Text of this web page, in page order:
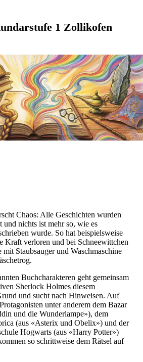
1 Zollikofen
Chaos: Alle Geschichten wurden
und nichts ist mehr so, wie es
wurde. So hat beispielsweise
Kraft verloren und bei Schneewittchen
Staubsauger und Waschmaschine
Buchcharakteren geht gemeinsam
Sherlock Holmes diesem
und sucht nach Hinweisen. Auf
unter anderem dem Bazar
und die Wunderlampe»), dem
(aus «Asterix und Obelix») und der
Hogwarts (aus «Harry Potter»)
so schrittweise dem Rätsel auf